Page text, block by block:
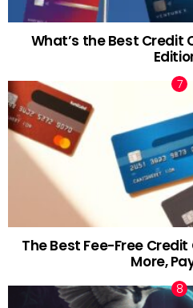
What’s the Best Credit
The Best Fee-Free Credit
More,